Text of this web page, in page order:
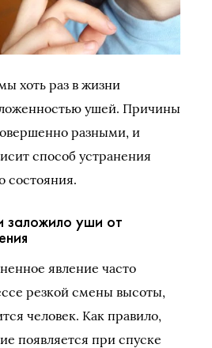
хоть раз в жизни
ушей. Причины
разными, и
способ устранения
состояния.
заложило уши от
явление часто
резкой смены высоты,
человек. Как правило,
появляется при спуске